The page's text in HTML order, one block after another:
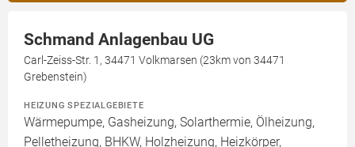
Schmand Anlagenbau UG
Carl-Zeiss-Str. 1, 34471 Volkmarsen (23km von 34471
Grebenstein)
HEIZUNG SPEZIALGEBIETE
Wärmepumpe, Gasheizung, Solarthermie, Ölheizung,
Pelletheizung, BHKW, Holzheizung, Heizkörper,